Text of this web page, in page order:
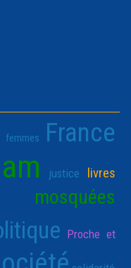
femmes France
justice livres
mosquées
Proche et